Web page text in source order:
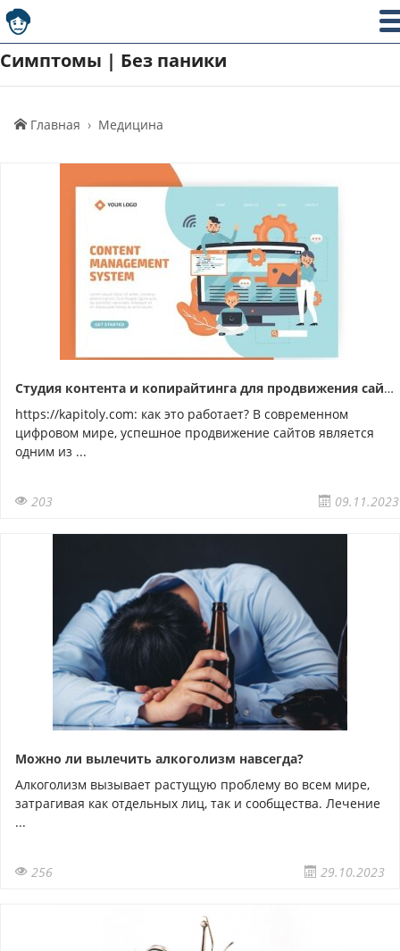
Симптомы | Без паники
Главная Медицина
Студия контента и копирайтинга для продвижения сайтов
https://kapitoly.com: как это работает? В современном
цифровом мире, успешное продвижение сайтов является
одним из ...
203 09.11.2023
Можно ли вылечить алкоголизм навсегда?
Алкоголизм вызывает растущую проблему во всем мире,
затрагивая как отдельных лиц, так и сообщества. Лечение
...
256 29.10.2023